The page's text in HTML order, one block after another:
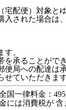
宅配便）対象と
入された場合は
す。
を承ることがで
局への配達は
ていただきます
国一律料金：495
には消費税が 含